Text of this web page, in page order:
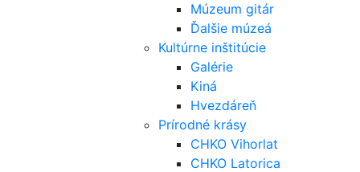
Múzeum gitár
Ďalšie múzeá
Kultúrne inštitúcie
Galérie
Kiná
Hvezdáreň
Prírodné krásy
CHKO Vihorlat
CHKO Latorica